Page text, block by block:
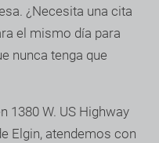
¿Necesita una cita
el mismo día para
nunca tenga que
1380 W. US Highway
Elgin, atendemos con